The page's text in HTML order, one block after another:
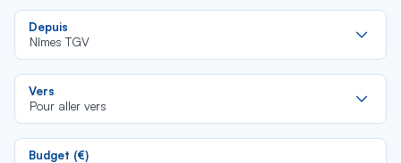
Depuis
Nîmes TGV
Vers
Pour aller vers
Budget (€)